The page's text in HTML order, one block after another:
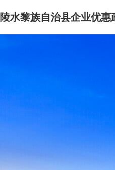
陵水黎族自治县企业优惠